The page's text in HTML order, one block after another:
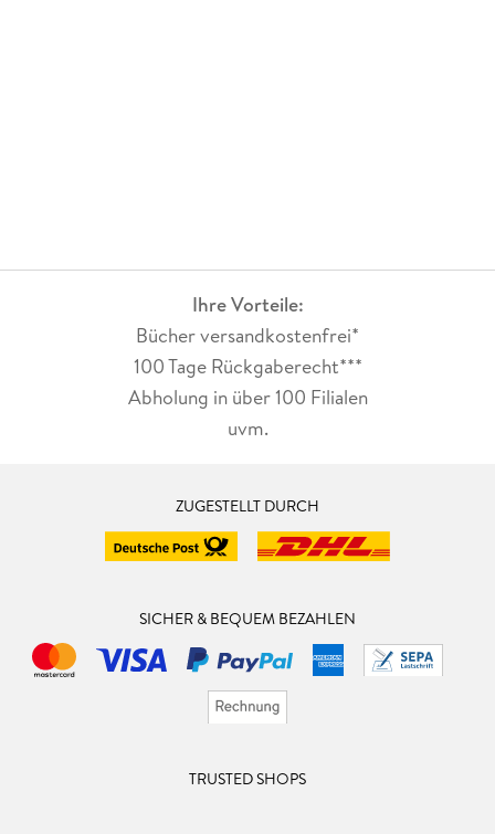
Ihre Vorteile:
Bücher versandkostenfrei*
100 Tage Rückgaberecht***
Abholung in über 100 Filialen
uvm.
ZUGESTELLT DURCH
SICHER & BEQUEM BEZAHLEN
TRUSTED SHOPS